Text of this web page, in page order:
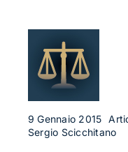
Approfondimenti
Contatti
9 Gennaio 2015
Sergio Scicchitano